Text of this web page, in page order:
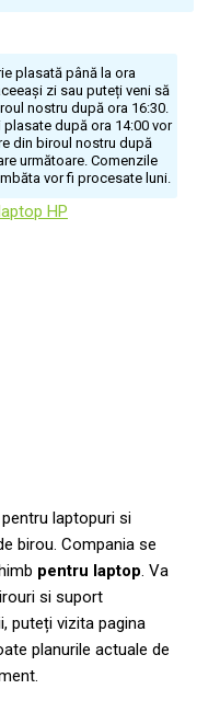
plasată până la ora
zi sau puteți veni să
nostru după ora 16:30.
după ora 14:00 vor
din biroul nostru după
următoare. Comenzile
vor fi procesate luni.
HP
laptopuri si
birou. Compania se
pentru laptop. Va
si suport
puteți vizita pagina
planurile actuale de